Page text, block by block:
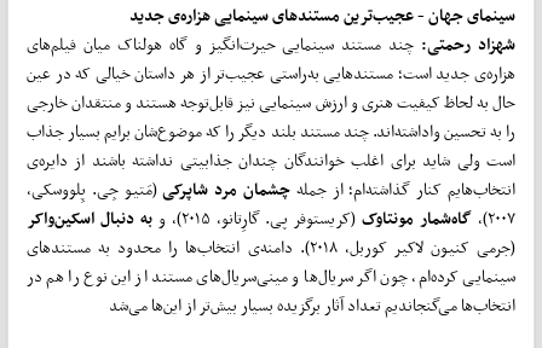
سینمای جهان - عجیبترین مستندهای سینمایی هزاره‌ی جدید
شهزاد رحمتی: چند مستند سینمایی حیرت‌انگیز و گاه هولناک میان فیلم‌های
هزاره‌ی جدید است؛ مستندهایی به‌راستی عجیب‌تر از هر داستان خیالی که در عین
حال به لحاظ کیفیت هنری و ارزش سینمایی‌ نیز قابل‌توجه هستند و منتقدان خارجی
را به تحسین واداشته‌اند. چند مستند بلند دیگر را که موضوع‌شان برایم بسیار جذاب
است ولی شاید برای اغلب خوانندگان چندان جذابیتی نداشته باشند از دایره‌ی
انتخاب‌هایم کنار گذاشته‌ام؛ از جملهچشمان مرد شاپرکی(مَتیو جِی. پِلووسکی،
۲۰۰۷)،
گاهشمار مونتاوک(کریستوفر پی. گارِتانو، ۲۰۱۵)، و به دنبال اسکینواکر
(جرمی کنیون لاکیر کوربل، ۲۰۱۸). دامنه‌ی انتخاب‌ها را محدود به مستندهای
سینمایی کرده‌ام، چون اگر سریال‌ها و مینی‌سریال‌های مستند از این نوع را هم در
انتخاب‌ها می‌گنجاندیم تعداد آثار برگزیده بسیار بیش‌تر از این‌ها می‌‌شد